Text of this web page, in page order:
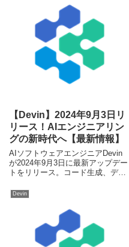
【Devin】2024年9月3日リ
リース！AIエンジニアリン
グの新時代へ【最新情報】
AIソフトウェアエンジニアDevin
が2024年9月3日に最新アップデー
トをリリース。コード生成、デバ
携が進化し、開発現場に革新をも
Devin